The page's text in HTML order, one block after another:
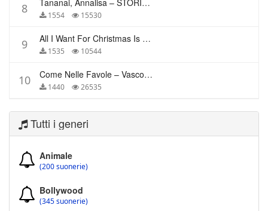
8 Tananai, Annalisa – STORIE BREVI
1554 15530
9 All I Want For Christmas Is You – Mariah Carey
1535 10544
10 Come Nelle Favole – Vasco Rossi
1440 26535
Tutti i generi
Animale
(200 suonerie)
Bollywood
(345 suonerie)